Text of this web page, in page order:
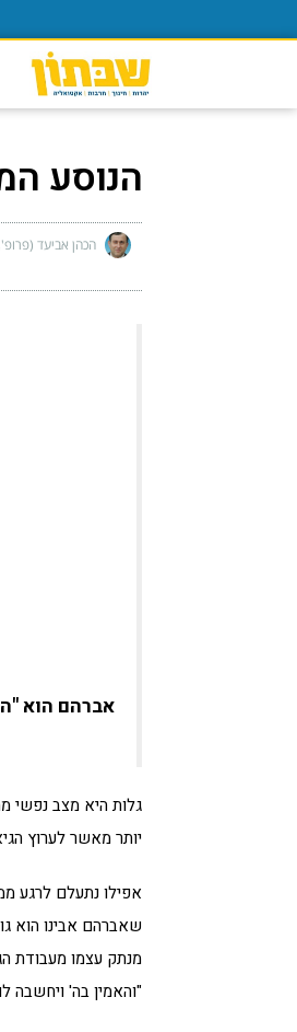
הנוסע
הכהן אביעד
אברהם הוא
גלות היא מצב נפשי
יותר מאשר לערוץ
אפילו נתעלם לרגע
שאברהם אבינו הוא
מנתק עצמו מעבודת
"והאמין בה' ויחשבה